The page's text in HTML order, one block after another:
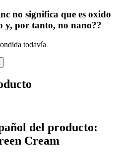
no significa que es oxido
y, por tanto, no nano??
todavía
del producto:
Cream